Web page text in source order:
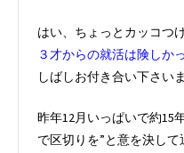
はい、ちょっとカッコつ
３才からの就活は険しか
しばしお付き合い下さい
昨年12月いっぱいで約15
で区切りを”と意を決して